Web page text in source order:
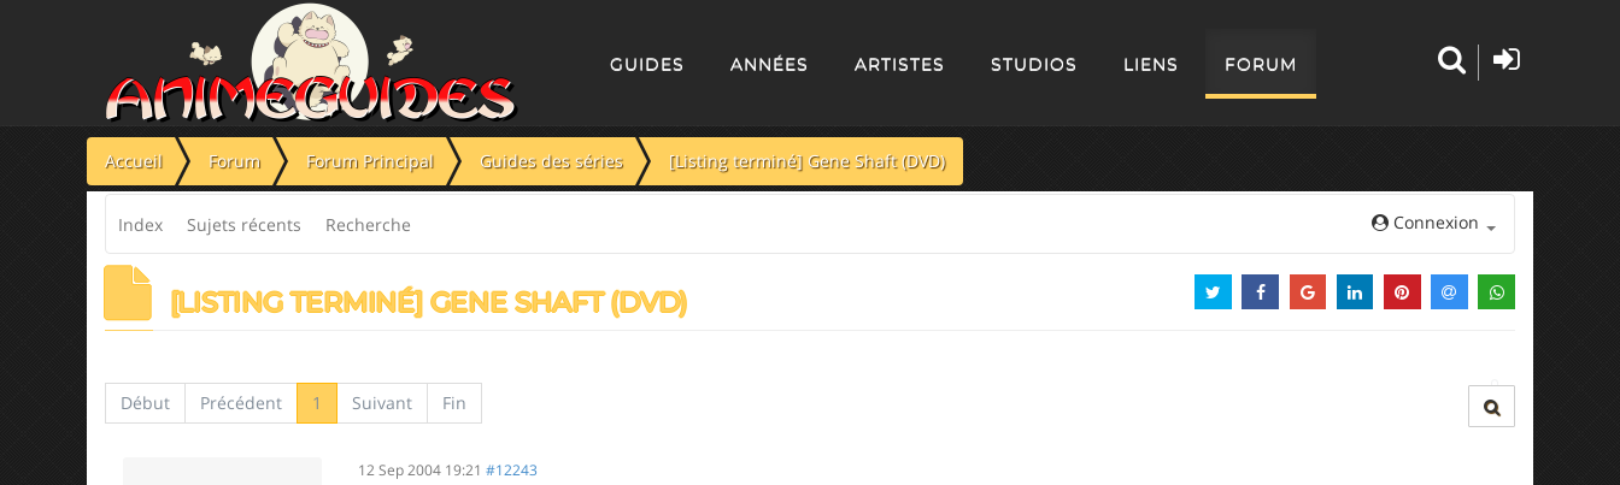
GUIDES ANNÉES ARTISTES STUDIOS LIENS FORUM
Accueil Forum Forum Principal Guides des séries [Listing terminé] Gene Shaft (DVD)
Index Sujets récents Recherche Connexion
[LISTING TERMINÉ] GENE SHAFT (DVD)
Début Précédent 1 Suivant Fin
12 Sep 2004 19:21 #12243